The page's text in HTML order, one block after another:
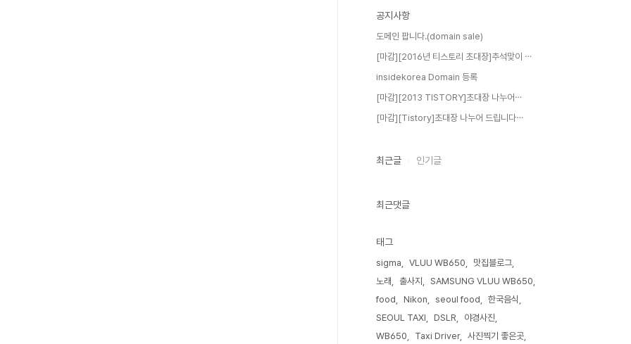
공지사항
도메인 팝니다.(domain sale)
[마감][2016년 티스토리 초대장]추석맞이 ⋯
insidekorea Domain 등록
[마감][2013 TISTORY]초대장 나누어⋯
[마감][Tistory]초대장 나누어 드립니다⋯
최근글 인기글
최근댓글
태그
sigma VLUU WB650
맛집블로그
노래
출사지
SAMSUNG VLUU WB650
food
Nikon seoul food
한국음식
SEOUL TAXI
DSLR
야경사진
WB650
Taxi Driver
사진찍기 좋은곳